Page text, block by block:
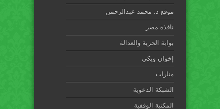
موقع د. محمد عبدالرحمن
نافذة مصر
بوابة الحرية والعدالة
إخوان ويكي
منارات
الشبكة الدعوية
المكتبة الوقفية